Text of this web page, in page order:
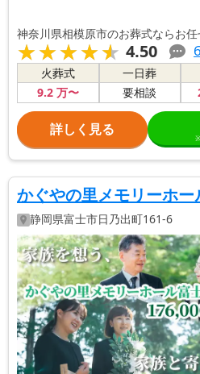
神奈川県相模原市のお葬式ならお任
★★★★★
★★★★★ 4.50 6
火葬式
9.2万〜
一日葬
要相談
詳しく見る
かぐやの里メモリーホー
静岡県富士市日乃出町161-6